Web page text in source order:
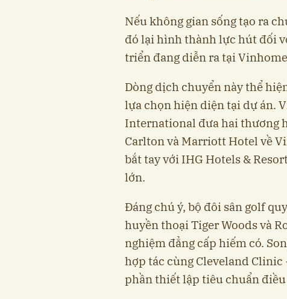
Nếu không gian sống tạo ra
đó lại hình thành lực hút đối
triển đang diễn ra tại
Dòng dịch chuyển này thể
lựa chọn hiện diện tại dự án.
International đưa hai thương
Carlton và Marriott Hotel về
bắt tay với IHG Hotels &
lớn.
Đáng chú ý, bộ đôi sân golf
huyền thoại Tiger Woods và
nghiệm đẳng cấp hiếm có.
hợp tác cùng Cleveland Clinic
phần thiết lập tiêu chuẩn